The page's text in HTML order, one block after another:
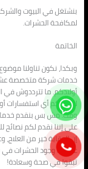
بنشتغل في البيوت
لمكافحة الحشرات.
الخاتمة
وبكدا، نكون تناولنا
خدمات شركة متخصصة
لو عندكم أي استفسارات
وقت. مش بس بنقدم
على إننا نقدم لكم
إن الوقاية خير من
علامات وجود الحشرات في
تبقوا في صحة وسعادة!